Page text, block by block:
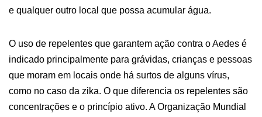
e qualquer outro local que possa acumular água.
O uso de repelentes que garantem ação contra o Aedes é
indicado principalmente para grávidas, crianças e pessoas
que moram em locais onde há surtos de alguns vírus,
como no caso da zika. O que diferencia os repelentes são
concentrações e o princípio ativo. A Organização Mundial